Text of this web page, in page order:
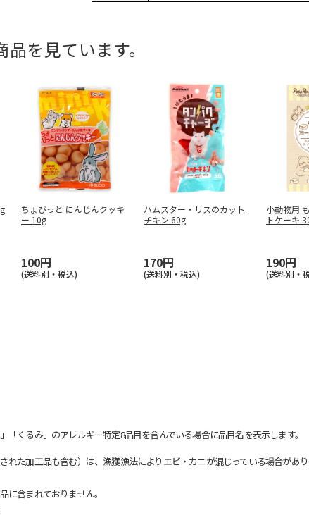
を見ています。
ちょびっと にんじんクッキ
ー 10g
100円
(送料別・税込)
ハムスター・リスのカット
チキン 60g
170円
(送料別・税込)
小動物用
トケーキ
190円
(送料別・
くるみ」のアレルギー特定8品目を含んでいる場合に品目名を表示します。
た加工品も含む）は、漁獲漁法によりエビ・カニが混じっている場合があ
含まれておりません。